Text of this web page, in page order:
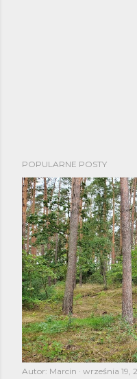
POPULARNE POSTY
Autor: Marcin września 19,